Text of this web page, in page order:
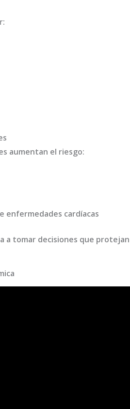
aumentan el riesgo:
enfermedades cardíacas
tomar decisiones que